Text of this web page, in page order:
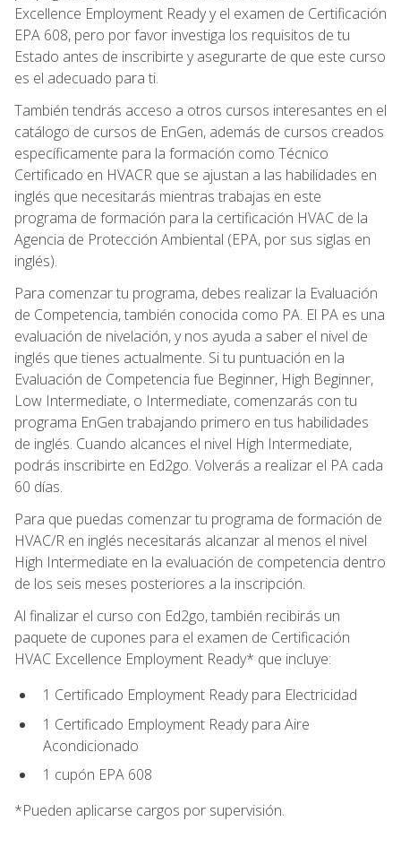
Excellence Employment Ready y el examen de Certificación
EPA 608, pero por favor investiga los requisitos de tu
Estado antes de inscribirte y asegurarte de que este curso
es el adecuado para ti.
También tendrás acceso a otros cursos interesantes en el
catálogo de cursos de EnGen, además de cursos creados
específicamente para la formación como Técnico
Certificado en HVACR que se ajustan a las habilidades en
inglés que necesitarás mientras trabajas en este
programa de formación para la certificación HVAC de la
Agencia de Protección Ambiental (EPA, por sus siglas en
inglés).
Para comenzar tu programa, debes realizar la Evaluación
de Competencia, también conocida como PA. El PA es una
evaluación de nivelación, y nos ayuda a saber el nivel de
inglés que tienes actualmente. Si tu puntuación en la
Evaluación de Competencia fue Beginner, High Beginner,
Low Intermediate, o Intermediate, comenzarás con tu
programa EnGen trabajando primero en tus habilidades
de inglés. Cuando alcances el nivel High Intermediate,
podrás inscribirte en Ed2go. Volverás a realizar el PA cada
60 días.
Para que puedas comenzar tu programa de formación de
HVAC/R en inglés necesitarás alcanzar al menos el nivel
High Intermediate en la evaluación de competencia dentro
de los seis meses posteriores a la inscripción.
Al finalizar el curso con Ed2go, también recibirás un
paquete de cupones para el examen de Certificación
HVAC Excellence Employment Ready* que incluye:
1 Certificado Employment Ready para Electricidad
1 Certificado Employment Ready para Aire
Acondicionado
1 cupón EPA 608
*Pueden aplicarse cargos por supervisión.